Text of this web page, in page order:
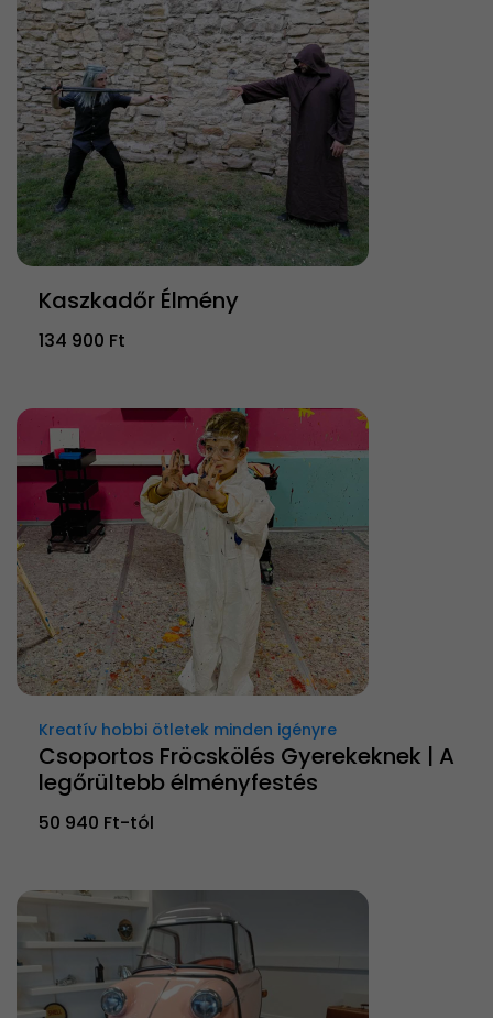
Kaszkadőr Élmény
134 900 Ft
Kreatív hobbi ötletek minden igényre
Csoportos Fröcskölés Gyerekeknek | A
legőrültebb élményfestés
50 940 Ft-tól